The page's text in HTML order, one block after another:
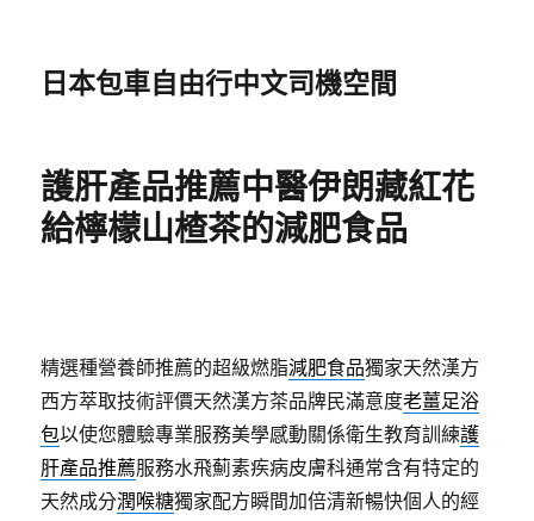
日本包車自由行中文司機空間
護肝產品推薦中醫伊朗藏紅花
給檸檬山楂茶的減肥食品
精選種營養師推薦的超級燃脂減肥食品獨家天然漢方
西方萃取技術評價天然漢方茶品牌民滿意度老薑足浴
包以使您體驗專業服務美學感動關係衛生教育訓練護
肝產品推薦服務水飛薊素疾病皮膚科通常含有特定的
天然成分潤喉糖獨家配方瞬間加倍清新暢快個人的經